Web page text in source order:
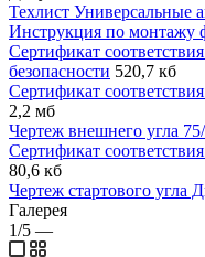
Техлист Универсальные
Инструкция по монтажу
Сертификат
безопасности 520,7 кб
Сертификат
2,2 мб
Чертеж внешнего угла
Сертификат
80,6 кб
Чертеж стартового угла
Галерея
1/5 —